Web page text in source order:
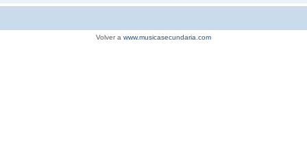
Volver a www.musicasecundaria.com